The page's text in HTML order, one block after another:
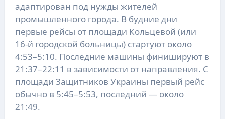
адаптирован под нужды жителей
промышленного города. В будние дни
первые рейсы от площади Кольцевой (или
16-й городской больницы) стартуют около
4:53–5:10. Последние машины финишируют в
21:37–22:11 в зависимости от направления. С
площади Защитников Украины первый рейс
обычно в 5:45–5:53, последний — около
21:49.